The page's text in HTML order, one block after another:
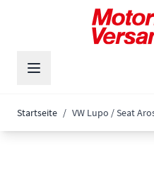
Zum Inhalt springen
Startseite / VW Lupo / Seat